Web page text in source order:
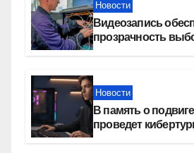
Новости
Видеозапись
прозрачность
Новости
В память о
проведет